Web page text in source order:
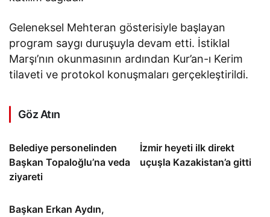
Geleneksel Mehteran gösterisiyle başlayan
program saygı duruşuyla devam etti. İstiklal
Marşı’nın okunmasının ardından Kur’an-ı Kerim
tilaveti ve protokol konuşmaları gerçekleştirildi.
Göz Atın
Belediye personelinden
Başkan Topaloğlu’na veda
ziyareti
İzmir heyeti ilk direkt
uçuşla Kazakistan’a gitti
Başkan Erkan Aydın,